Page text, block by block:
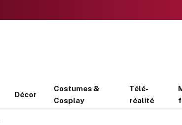
Décor
Costumes &
Cosplay
Télé-
réalité